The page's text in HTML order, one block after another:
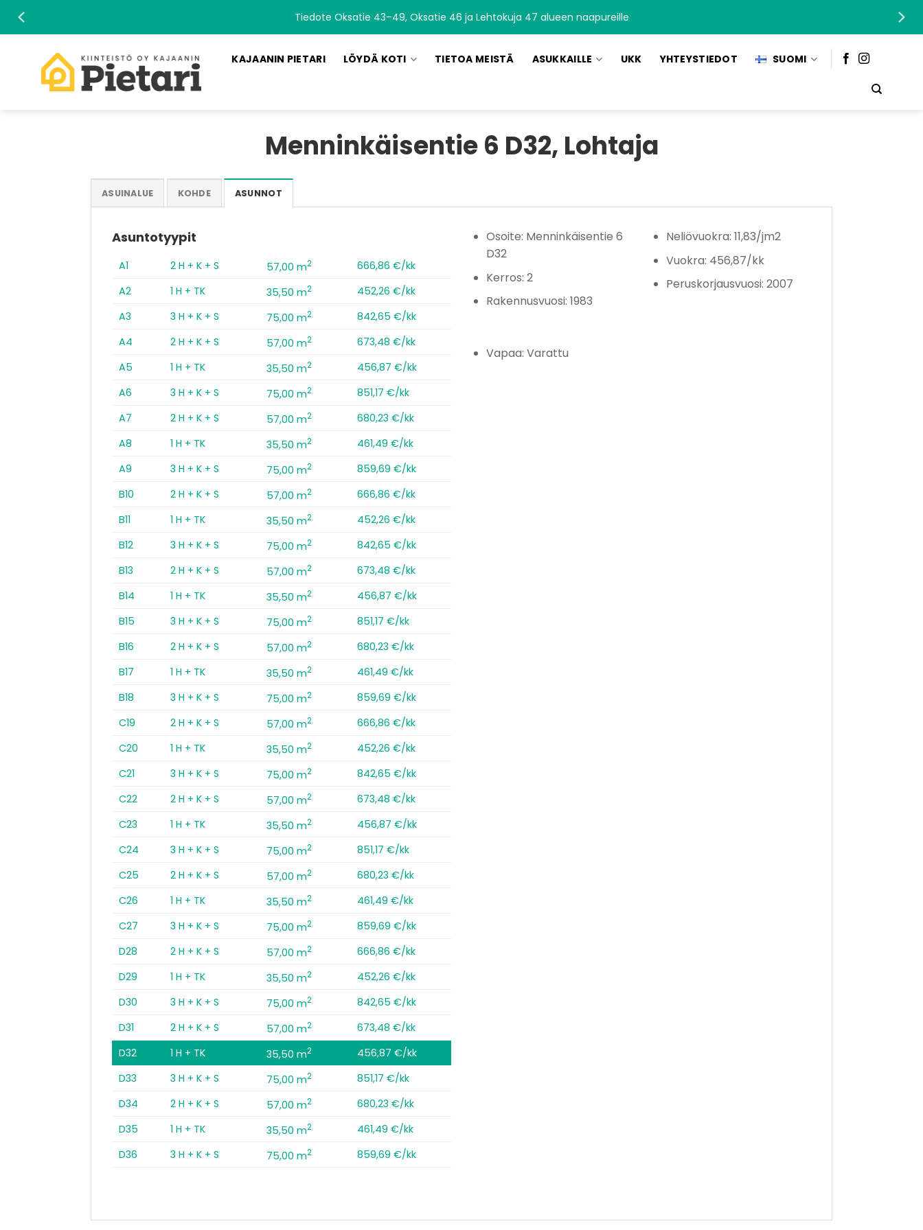
Tiedote Oksatie 43–49, Oksatie 46 ja Lehtokuja 47 alueen naapureille
KAJAANIN PIETARI LÖYDÄ KOTI TIETOA MEISTÄ ASUKKAILLE UKK YHTEYSTIEDOT SUOMI
Menninkäisentie 6 D32, Lohtaja
ASUINALUE KOHDE ASUNNOT
Asuntotyypit
A1 2 H + K + S 57,00 m2
666,86 €/kk
A2
1 H + TK 35,50 m2
452,26 €/kk
A3
3 H + K + S 75,00 m2
842,65 €/kk
A4
2 H + K + S 57,00 m2
673,48 €/kk
A5
1 H + TK 35,50 m2
456,87 €/kk
A6
3 H + K + S 75,00 m2
851,17 €/kk
A7
2 H + K + S 57,00 m2
680,23 €/kk
A8
1 H + TK 35,50 m2
461,49 €/kk
A9
3 H + K + S 75,00 m2
859,69 €/kk
B10
2 H + K + S 57,00 m2
666,86 €/kk
B11
1 H + TK 35,50 m2
452,26 €/kk
B12
3 H + K + S 75,00 m2
842,65 €/kk
B13
2 H + K + S 57,00 m2
673,48 €/kk
B14
1 H + TK 35,50 m2
456,87 €/kk
B15
3 H + K + S 75,00 m2
851,17 €/kk
B16
2 H + K + S 57,00 m2
680,23 €/kk
B17
1 H + TK 35,50 m2
461,49 €/kk
B18
3 H + K + S 75,00 m2
859,69 €/kk
C19
2 H + K + S 57,00 m2
666,86 €/kk
C20
1 H + TK 35,50 m2
452,26 €/kk
C21
3 H + K + S 75,00 m2
842,65 €/kk
C22
2 H + K + S 57,00 m2
673,48 €/kk
C23
1 H + TK 35,50 m2
456,87 €/kk
C24
3 H + K + S 75,00 m2
851,17 €/kk
C25
2 H + K + S 57,00 m2
680,23 €/kk
C26
1 H + TK 35,50 m2
461,49 €/kk
C27
3 H + K + S 75,00 m2
859,69 €/kk
D28
2 H + K + S 57,00 m2
666,86 €/kk
D29
1 H + TK 35,50 m2
452,26 €/kk
D30
3 H + K + S 75,00 m2
842,65 €/kk
D31
2 H + K + S 57,00 m2
673,48 €/kk
D32
1 H + TK 35,50 m2
456,87 €/kk
D33
3 H + K + S 75,00 m2
851,17 €/kk
D34
2 H + K + S 57,00 m2
680,23 €/kk
D35
1 H + TK 35,50 m2
461,49 €/kk
D36
3 H + K + S 75,00 m2 859,69 €/kk
Osoite: Menninkäisentie 6
D32
Kerros: 2
Rakennusvuosi: 1983
Neliövuokra: 11,83/jm2
Vuokra: 456,87/kk
Peruskorjausvuosi: 2007
Vapaa: Varattu